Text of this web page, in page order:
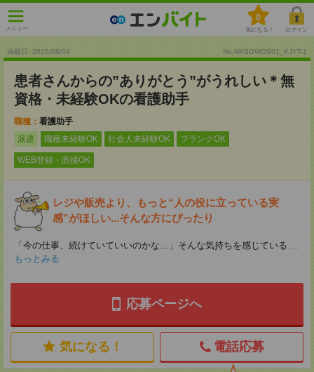
メニュー
0
気になる！ ログイン
掲載日 :2026/08/04 No.NKSGWOS01_KJYT-1
患者さんからの”ありがとう”がうれしい＊無
資格・未経験OKの看護助手
職種： 看護助手
派遣
職種未経験OK 社会人未経験OK ブランクOK
WEB登録・面接OK
レジや販売より、もっと“人の役に立っている実
感”がほしい...そんな方にぴったり
「今の仕事、続けていていいのかな…」そんな気持ちを感じている ...
もっとみる
応募ページへ
気になる！ 電話応募